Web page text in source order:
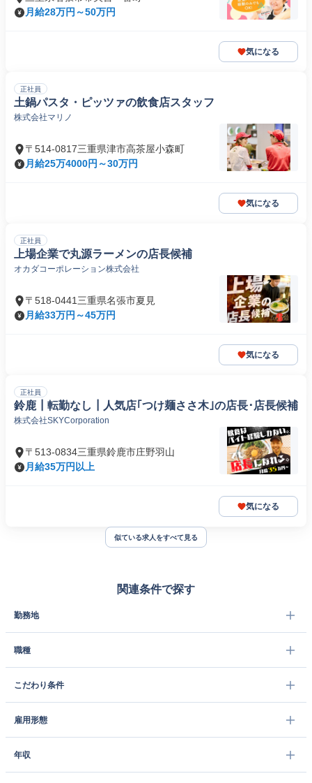
月給28万円～50万円
気になる
正社員
土鍋パスタ・ピッツァの飲食店スタッフ
株式会社マリノ
〒514-0817三重県津市高茶屋小森町
月給25万4000円～30万円
気になる
正社員
上場企業で丸源ラーメンの店長候補
オカダコーポレーション株式会社
〒518-0441三重県名張市夏見
月給33万円～45万円
気になる
正社員
鈴鹿┃転勤なし┃人気店｢つけ麺ささ木｣の店長･店長候補
株式会社SKYCorporation
〒513-0834三重県鈴鹿市庄野羽山
月給35万円以上
気になる
似ている求人をすべて見る
関連条件で探す
勤務地
職種
こだわり条件
雇用形態
年収